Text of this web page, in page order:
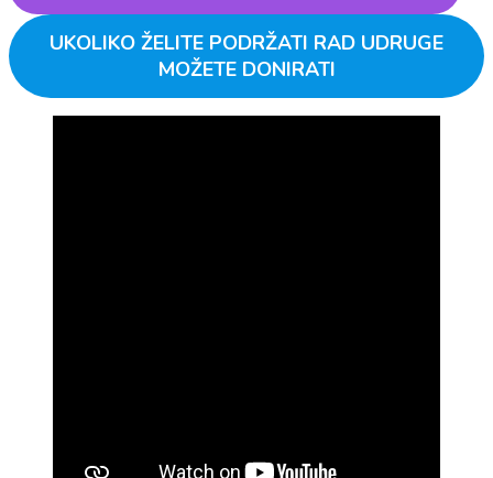
UKOLIKO ŽELITE PODRŽATI RAD UDRUGE
MOŽETE DONIRATI